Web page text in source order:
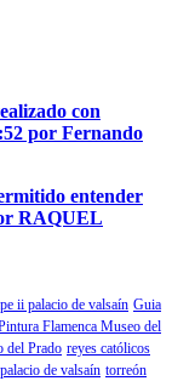
con
por Fernando
entender
RAQUEL
ii palacio de valsaín Guia
Flamenca Museo del
del Prado reyes católicos
de valsaín torreón